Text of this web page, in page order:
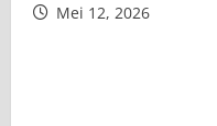
Mei 12, 2026